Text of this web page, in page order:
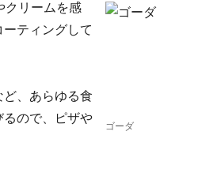
ゴーダ
クリームを感
ティングして
、あらゆる食
ので、ピザや